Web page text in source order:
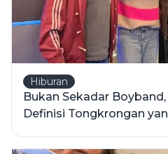
Hiburan
Bukan Sekadar
Definisi Tongkrongan